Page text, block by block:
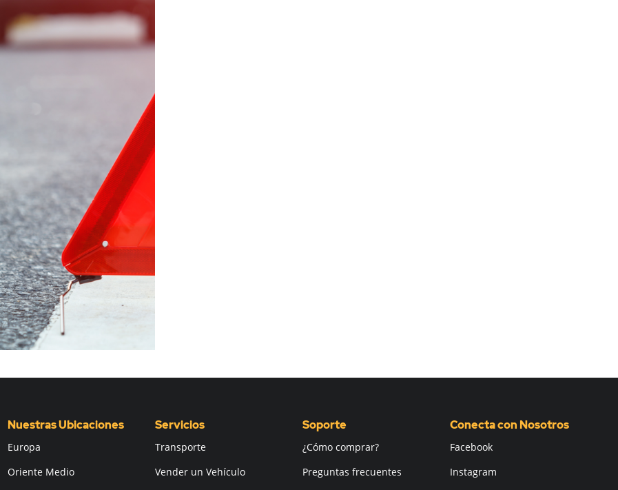
Nuestras Ubicaciones
Europa
Oriente Medio
Servicios
Transporte
Vender un Vehículo
Soporte
¿Cómo comprar?
Preguntas frecuentes
Conecta con Nosotros
Facebook
Instagram